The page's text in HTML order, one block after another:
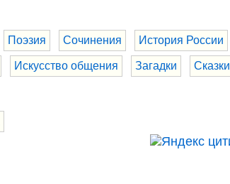
Поэзия Сочинения История России
Искусство общения Загадки Сказки